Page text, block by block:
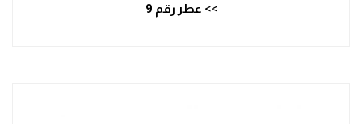
>> عطر رقم 9